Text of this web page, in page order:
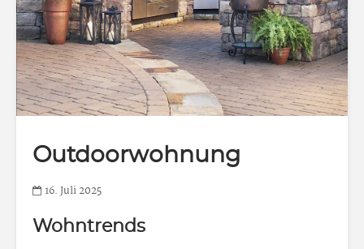
Outdoorwohnung
16. Juli 2025
Wohntrends